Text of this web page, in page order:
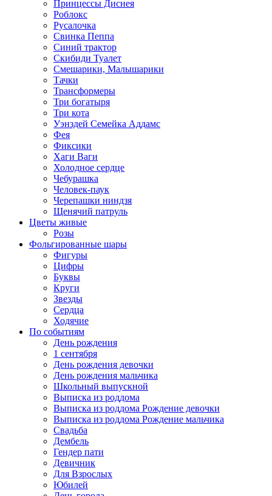
Принцессы Диснея
Роблокс
Русалочка
Свинка Пеппа
Синий трактор
Скибиди Туалет
Смешарики, Малышарики
Тачки
Трансформеры
Три богатыря
Три кота
Уэнздей Семейка Аддамс
Фея
Фиксики
Хаги Ваги
Холодное сердце
Чебурашка
Человек-паук
Черепашки ниндзя
Щенячий патруль
Цветы живые
Розы
Фольгированные шары
Фигуры
Цифры
Буквы
Круги
Звезды
Сердца
Ходячие
По событиям
День рождения
1 сентября
День рождения девочки
День рождения мальчика
Школьный выпускной
Выписка из роддома
Выписка из роддома Рождение девочки
Выписка из роддома Рождение мальчика
Свадьба
Дембель
Гендер пати
Девичник
Для Взрослых
Юбилей